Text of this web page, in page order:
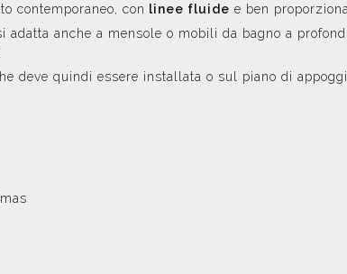
contemporaneo, con linee fluide e ben
adatta anche a mensole o mobili da bagno a
deve quindi essere installata o sul piano di